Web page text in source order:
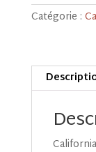
cuit
avocat
Catégorie :